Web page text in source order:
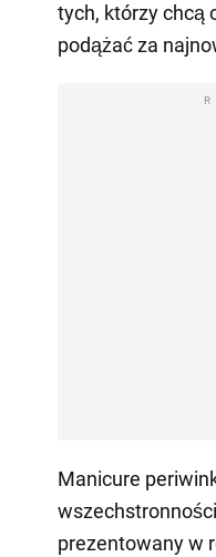
tych, którzy chcą
podążać za
Manicure
prezentowany w